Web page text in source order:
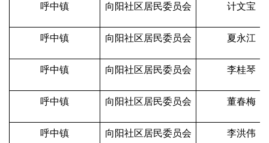
呼中镇 向阳社区居民委员会 计文宝
呼中镇 向阳社区居民委员会 夏永江
呼中镇 向阳社区居民委员会 李桂琴
呼中镇 向阳社区居民委员会 董春梅
呼中镇 向阳社区居民委员会 李洪伟